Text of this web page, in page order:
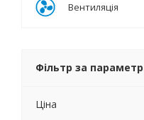
Вентиляція
Фільтр за
Ціна